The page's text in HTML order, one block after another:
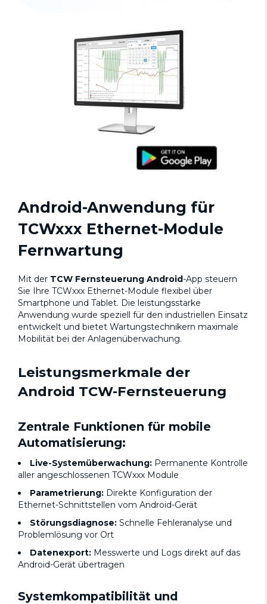
Android-Anwendung für
TCWxxx Ethernet-Module
Fernwartung
Mit der TCW Fernsteuerung Android-App steuern
Sie Ihre TCWxxx Ethernet-Module flexibel über
Smartphone und Tablet. Die leistungsstarke
Anwendung wurde speziell für den industriellen Einsatz
entwickelt und bietet Wartungstechnikern maximale
Mobilität bei der Anlagenüberwachung.
Leistungsmerkmale der
Android TCW-Fernsteuerung
Zentrale Funktionen für mobile
Automatisierung:
Live-Systemüberwachung: Permanente Kontrolle
aller angeschlossenen TCWxxx Module
Parametrierung: Direkte Konfiguration der
Ethernet-Schnittstellen vom Android-Gerät
Störungsdiagnose: Schnelle Fehleranalyse und
Problemlösung vor Ort
Datenexport: Messwerte und Logs direkt auf das
Android-Gerät übertragen
Systemkompatibilität und